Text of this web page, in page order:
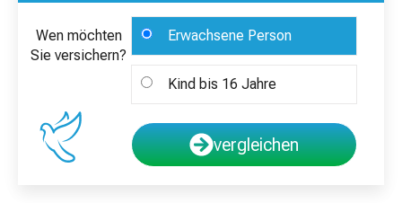
Wen möchten
Sie versichern?
Erwachsene Person
Kind bis 16 Jahre
vergleichen